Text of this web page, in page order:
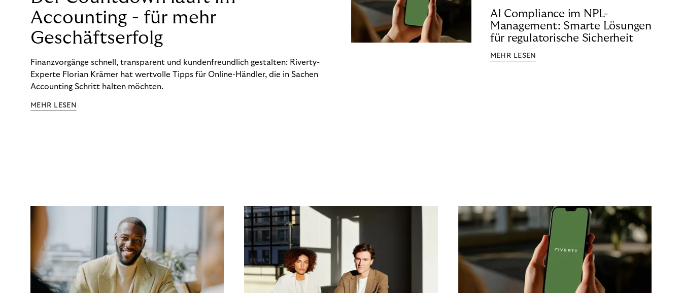
Accounting - für mehr
Geschäftserfolg
Finanzvorgänge schnell, transparent und kundenfreundlich gestalten: Riverty-
Experte Florian Krämer hat wertvolle Tipps für Online-Händler, die in Sachen
Accounting Schritt halten möchten.
MEHR LESEN
AI Compliance im NPL-
Management: Smarte Lösungen
für regulatorische Sicherheit
MEHR LESEN